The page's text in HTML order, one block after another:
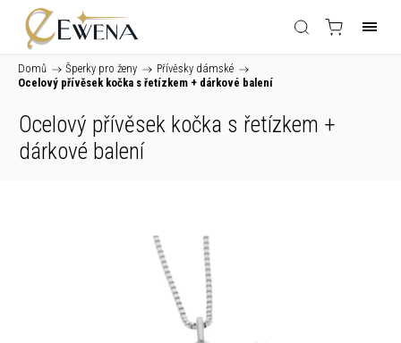
Domů / Šperky pro ženy / Přívěsky dámské /
Ocelový přívěsek kočka s řetízkem + dárkové balení
Ocelový přívěsek kočka s řetízkem +
dárkové balení